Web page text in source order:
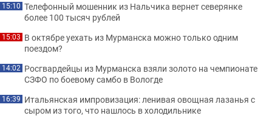
15:10 Телефонный мошенник из Нальчика вернет северянке
более 100 тысяч рублей
15:03 В октябре уехать из Мурманска можно только одним
поездом?
14:02 Росгвардейцы из Мурманска взяли золото на чемпионате
СЗФО по боевому самбо в Вологде
16:39 Итальянская импровизация: ленивая овощная лазанья с
сыром из того, что нашлось в холодильнике